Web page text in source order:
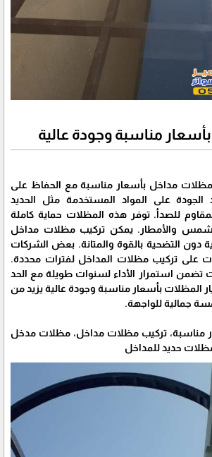
مناسبة وجودة عالية
مداخل بأسعار مناسبة مع الحفاظ على
الجودة على المواد المستخدمة مثل الحديد
للصدأ. توفر هذه المظلات حماية كاملة
والأمطار. يمكن تركيب مظلات مداخل
دون التضحية بالقوة والمتانة. بعض الشركات
تركيب مظلات المداخل لفترات محددة.
تضمن استمرار الأداء لسنوات طويلة مع الحد
المظلات بأسعار مناسبة وجودة عالية يزيد من
جمالية للواجهة.
مناسبة، تركيب مظلات مداخل، مظلات مدخل
حديد للمداخل